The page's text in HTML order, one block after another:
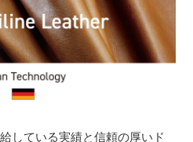
している実績と信頼の厚いド